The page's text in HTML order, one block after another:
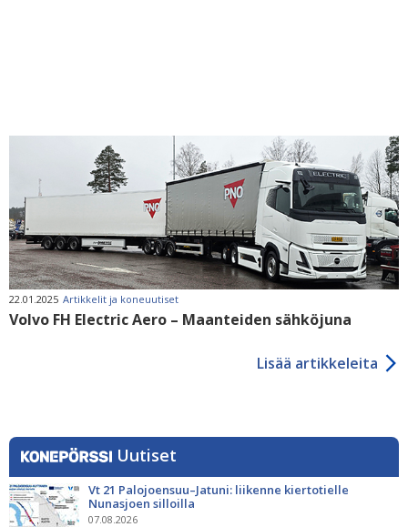
22.01.2025 Artikkelit ja koneuutiset
Volvo FH Electric Aero – Maanteiden sähköjuna
Lisää artikkeleita
Uutiset
Vt 21 Palojoensuu–Jatuni: liikenne kiertotielle
Nunasjoen silloilla
07.08.2026